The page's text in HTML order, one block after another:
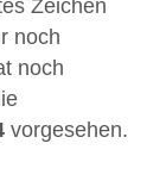
Zeichen
noch
noch
vorgesehen.